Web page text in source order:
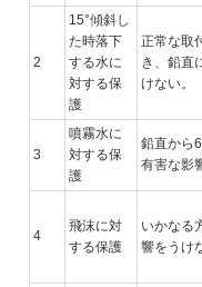
2
15°傾斜し
た時落下
する水に
対する保
護
正常な取
き、鉛直
けない。
3
噴霧水に
対する保
護
鉛直から
有害な影
4
飛沫に対
する保護
いかなる
響をうけ